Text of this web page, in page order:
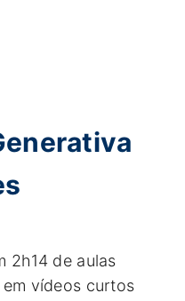
2h14 de aulas
vídeos curtos